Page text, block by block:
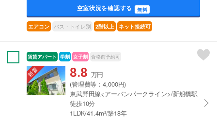
空室状況を確認する 無料
エアコン バス・トイレ別 2階以上 ネット接続可
賃貸アパート 学割 女子割 合格前予約可
8.8 万円
(管理費等：4,000円)
東武野田線<アーバンパークライン>/新船橋駅
徒歩10分
1LDK/41.4m²/築18年